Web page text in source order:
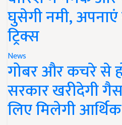
घुसेगी नमी,
ट्रिक्स
News
गोबर और कचरे से
सरकार खरीदेगी
लिए मिलेगी